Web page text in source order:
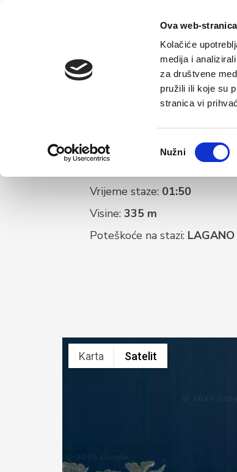
Ova web-
Kolačiće
medija i
za društvene
pružili ili koje su
stranica vi
pristanka
Nužni
Vrijeme staze: 01:50
Visine: 335 m
Poteškoće na stazi: LAGANO
Karta Satelit